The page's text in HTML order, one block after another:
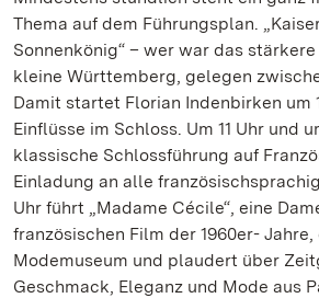
Thema auf dem Führungsplan.
Sonnenkönig“ – wer war das
kleine Württemberg, gelegen
Damit startet Florian Indenbirken um
Einflüsse im Schloss. Um 11 Uhr und
klassische Schlossführung auf
Einladung an alle
Uhr führt „Madame Cécile“, eine
französischen Film der 1960er-
Modemuseum und plaudert über
Geschmack, Eleganz und Mode aus